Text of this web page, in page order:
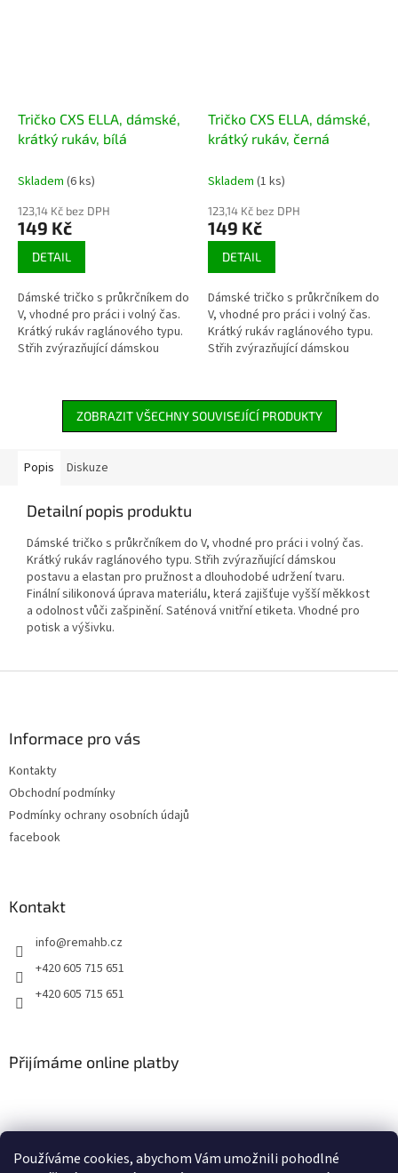
Používáme cookies, abychom Vám umožnili pohodlné
Tričko CXS ELLA, dámské,
krátký rukáv, bílá
Skladem (6 ks)
123,14 Kč bez DPH
149 Kč
DETAIL
Dámské tričko s průkrčníkem do
V, vhodné pro práci i volný čas.
Krátký rukáv raglánového typu.
Střih zvýrazňující dámskou
Tričko CXS ELLA, dámské,
krátký rukáv, černá
Skladem (1 ks)
123,14 Kč bez DPH
149 Kč
DETAIL
Dámské tričko s průkrčníkem do
V, vhodné pro práci i volný čas.
Krátký rukáv raglánového typu.
Střih zvýrazňující dámskou
ZOBRAZIT VŠECHNY SOUVISEJÍCÍ PRODUKTY
Popis Diskuze
Detailní popis produktu
Dámské tričko s průkrčníkem do V, vhodné pro práci i volný čas.
Krátký rukáv raglánového typu. Střih zvýrazňující dámskou
postavu a elastan pro pružnost a dlouhodobé udržení tvaru.
Finální silikonová úprava materiálu, která zajišťuje vyšší měkkost
a odolnost vůči zašpinění. Saténová vnitřní etiketa. Vhodné pro
potisk a výšivku.
Informace pro vás
Kontakty
Obchodní podmínky
Podmínky ochrany osobních údajů
facebook
Kontakt
info@remahb.cz
+420 605 715 651
+420 605 715 651
Přijímáme online platby